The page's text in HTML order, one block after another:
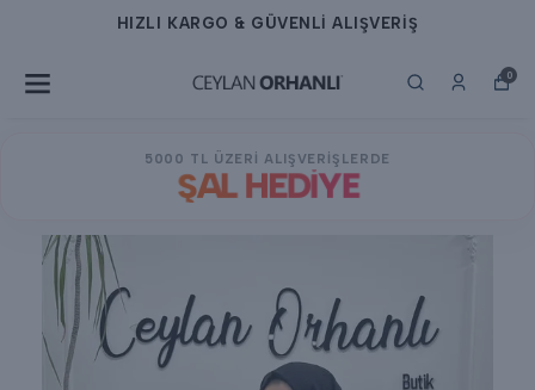
HIZLI KARGO & GÜVENLİ ALIŞVERİŞ
0
5000 TL ÜZERİ ALIŞVERİŞLERDE
ŞAL HEDİYE